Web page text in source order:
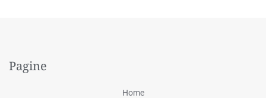
Pagine
Home